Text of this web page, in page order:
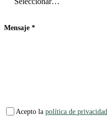
Mensaje *
Acepto la política de privacidad